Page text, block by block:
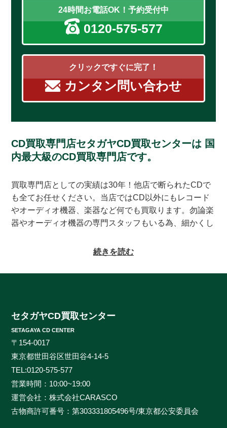
24時間お電話OK！予約受付中
0120-575-577
クリックですぐに完了！
カンタン問い合わせ
CD買取専門店セタガヤCD買取センターは 国
内最大級のCD買取専門店です。
買取専門店としての実績は30年！他店で断られたCDで
も全てお任せください。当店ではCD以外にもレコード
やオーディオ機器、楽器など何でも買取ります。勿論楽
器やオーディオ機器の専門スタッフもいる為、細かくし
買取専門店もある為、古いレコードの処分に困っている
ジャンルなんでも大丈夫！ロック、ジャズ、ソウル、歌
も知らないマイナータイトルまで何でもお売りくださ
めに、各ジャンルに精通したベテランのスタッフが一つ
一つ丁寧に査定を行わせて頂きます。過去の莫大な買取
データに加えて世界中の最新相場チャートを照らし合わ
せ、ただ買い取るだけのサービスとは一線を画する「的
確な」査定はどこにも真似出来ません。ご自宅で聴かな
続きを読む
セタガヤCD買取センター
SETAGAYA CD CENTER
〒154-0017
東京都世田谷区世田谷4-14-5
TEL:0120-575-577
営業時間：10:00~19:00
運営会社：株式会社CARASCO
古物商許可番号：第303331805496号/東京都公安委員会